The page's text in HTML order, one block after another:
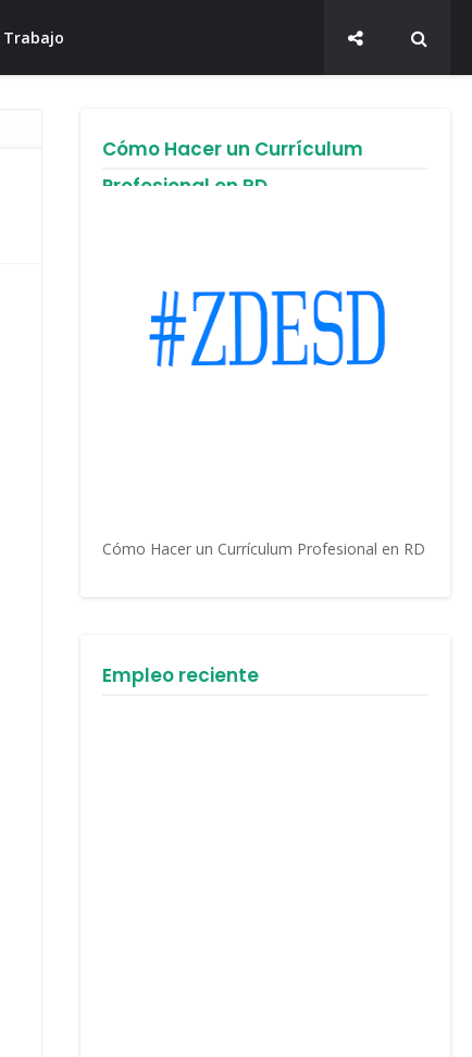
Trabajo
Cómo Hacer un Currículum
Profesional en RD
Cómo Hacer un Currículum Profesional en RD
Empleo reciente